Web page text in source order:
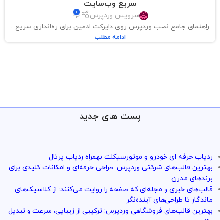
سریع وب‌سایت
سرویس وردپرس 0
راهنمای جامع نصب وردپرس روی دایرکت ادمین برای راه‌اندازی سریع...
ادامه مطلب
پست های جدید
.
ردیاب حرفه ای خودرو و موتورسیکلت بهمراه ردیاب پرتال
بهترین قالب‌های شرکتی وردپرس: طراحی حرفه‌ای و امکانات کلیدی برای
برندهای مدرن
قالب‌های خبری و مجله‌ای که صفحه را روایت می‌کنند: از کلاسیک‌های
ماندگار تا طراحی‌های آینده‌نگر
بهترین قالب‌های فروشگاهی وردپرس: ترکیبی از زیبایی، سرعت و تبدیل